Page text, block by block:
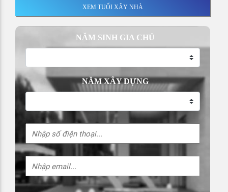
XEM TUỔI XÂY NHÀ
NĂM SINH GIA CHỦ
NĂM XÂY DỰNG